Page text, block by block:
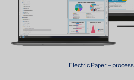
Electric Paper –